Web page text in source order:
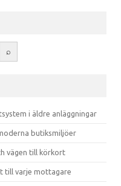
i äldre anläggningar
butiksmiljöer
vägen till körkort
till varje mottagare